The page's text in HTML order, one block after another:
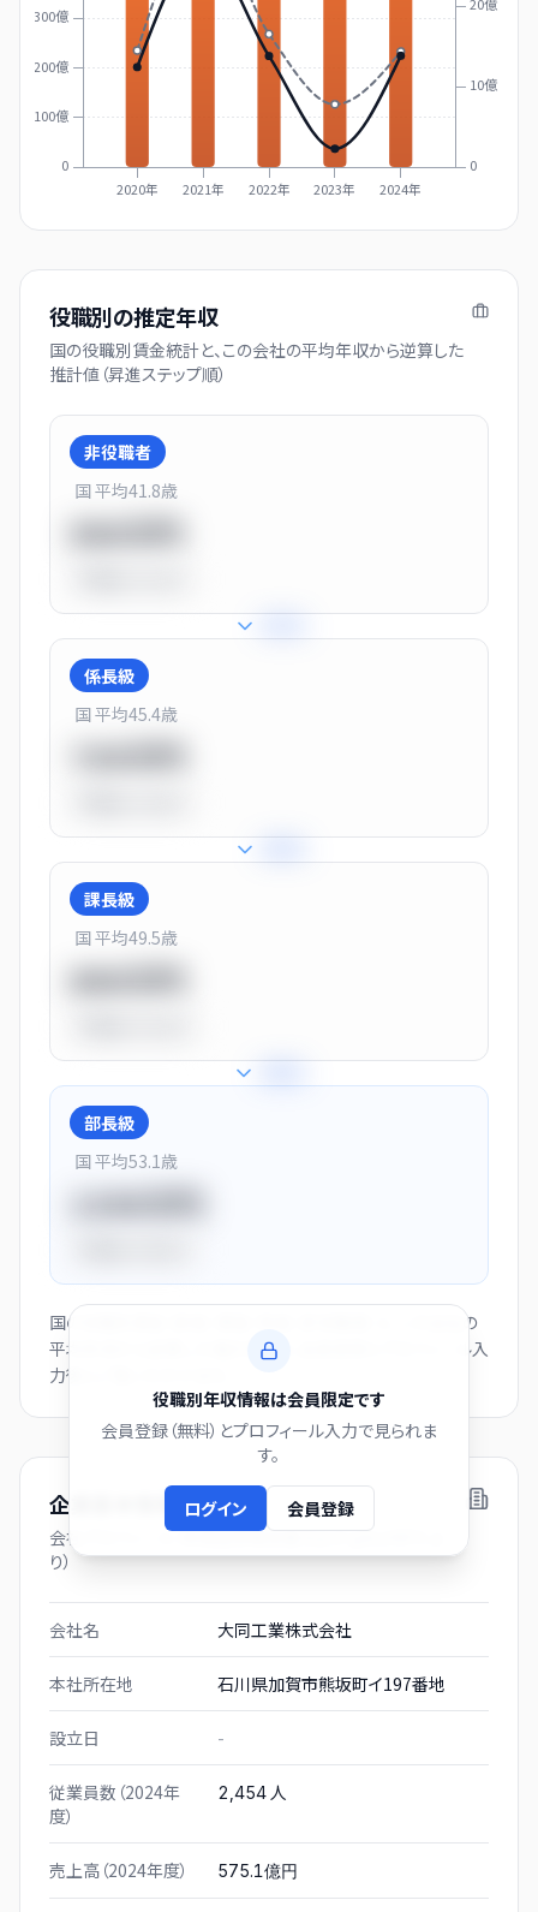
0
100億
200億
300億
0
10億
2020年 2021年 2022年 2023年 2024年
役職別の推定年収
国の役職別賃金統計と、この会社の平均年収から逆算した
推計値（昇進ステップ順）
非役職者
国 平均41.8歳
係長級
国 平均45.4歳
課長級
国 平均49.5歳
部長級
国 平均53.1歳
役職別年収情報は会員限定です
会員登録（無料）とプロフィール入力で見られま
す。
ログイン 会員登録
国の役職別賃金（部長・課長・係長・非役職者）と、この会社の
平均年収から逆算した推計値です。会員登録とプロフィール入
力後にご覧いただけます。
企業基本情報
会社プロフィール（有価証券報告書および gBizINFO よ
り）
会社名 大同工業株式会社
本社所在地 石川県加賀市熊坂町イ197番地
設立日 -
従業員数（2024年
度）
2,454人
売上高（2024年度） 575.1億円